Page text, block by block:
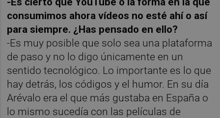
consumimos ahora vídeos no esté ahí o así
para siempre. ¿Has pensado en ello?
-Es muy posible que solo sea una plataforma
de paso y no lo digo únicamente en un
sentido tecnológico. Lo importante es lo que
hay detrás, los códigos y el humor. En su día
Arévalo era el que más gustaba en España o
lo mismo sucedía con las películas de